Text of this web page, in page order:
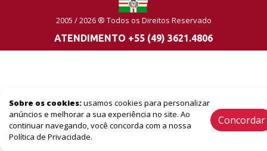
Sobre os cookies:usamos cookies para personalizar
anúncios e melhorar a sua experiência no site. Ao
continuar navegando, você concorda com a nossa
Política de Privacidade.
Concordar
2005 / 2026 ® Todos os Direitos Reservado
ATENDIMENTO +55 (49) 3621.4806